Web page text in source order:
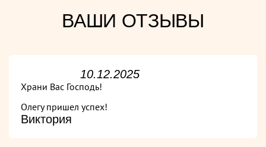
ВАШИ ОТЗЫВЫ
10.12.2025
Храни Вас Господь!
Олегу пришел успех!
Виктория